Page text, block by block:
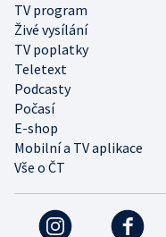
TV program
Živé vysílání
TV poplatky
Teletext
Podcasty
Počasí
E-shop
Mobilní a TV aplikace
Vše o ČT